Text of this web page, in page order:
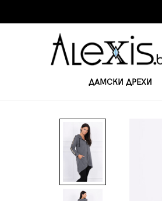
ДАМСКИ ДРЕХИ